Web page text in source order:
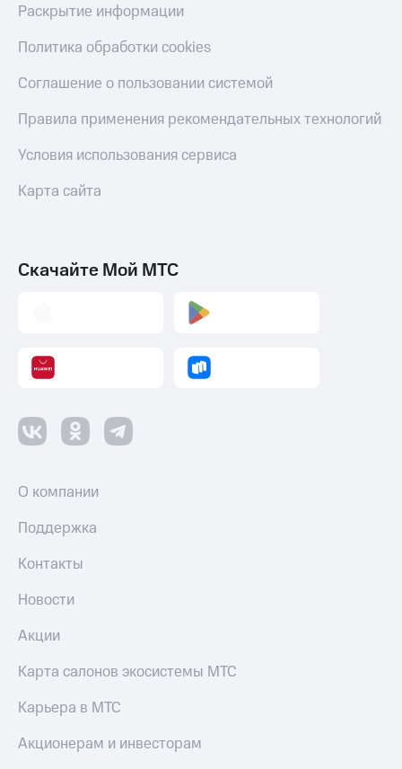
Раскрытие информации
Политика обработки cookies
Соглашение о пользовании системой
Правила применения рекомендательных технологий
Условия использования сервиса
Карта сайта
Скачайте Мой МТС
О компании
Поддержка
Контакты
Новости
Акции
Карта салонов экосистемы МТС
Карьера в МТС
Акционерам и инвесторам